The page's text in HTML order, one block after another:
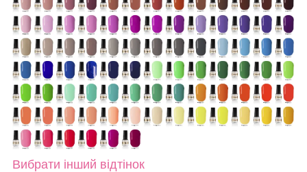
Вибрати інший відтінок